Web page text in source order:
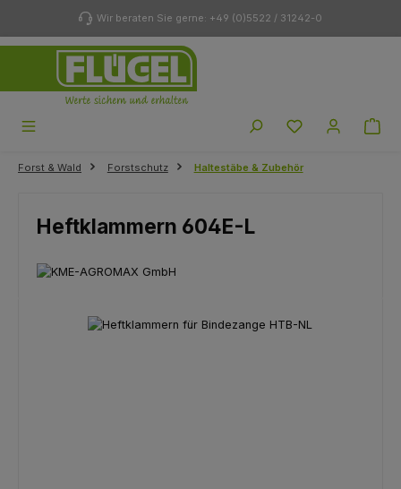
Zum Hauptinhalt springenWir beraten Sie gerne: +49 (0)5522 / 31242-0
Du hast 0
Forst & Wald Forstschutz Haltestäbe & Zubehör
Heftklammern 604E-L
Bildergalerie überspringen